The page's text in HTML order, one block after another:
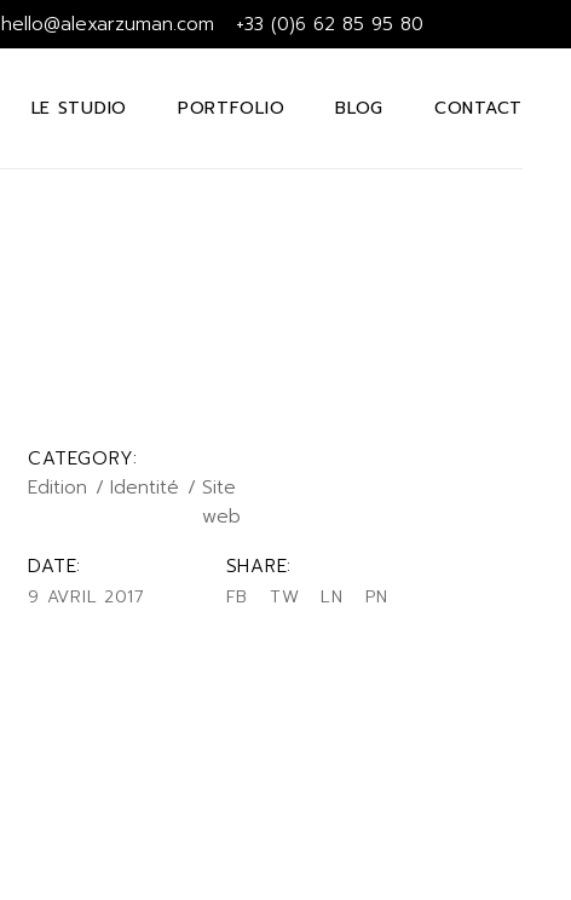
hello@alexarzuman.com +33 (0)6 62 85 95 80
LE STUDIO PORTFOLIO BLOG CONTACT
CATEGORY:
Edition
Identité
Site
web
DATE:
9 AVRIL 2017
SHARE:
FB TW LN PN